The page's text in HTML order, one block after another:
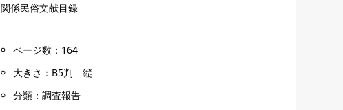
関係民俗文献目録
ページ数：164
大きさ：B5判 縦
分類：調査報告